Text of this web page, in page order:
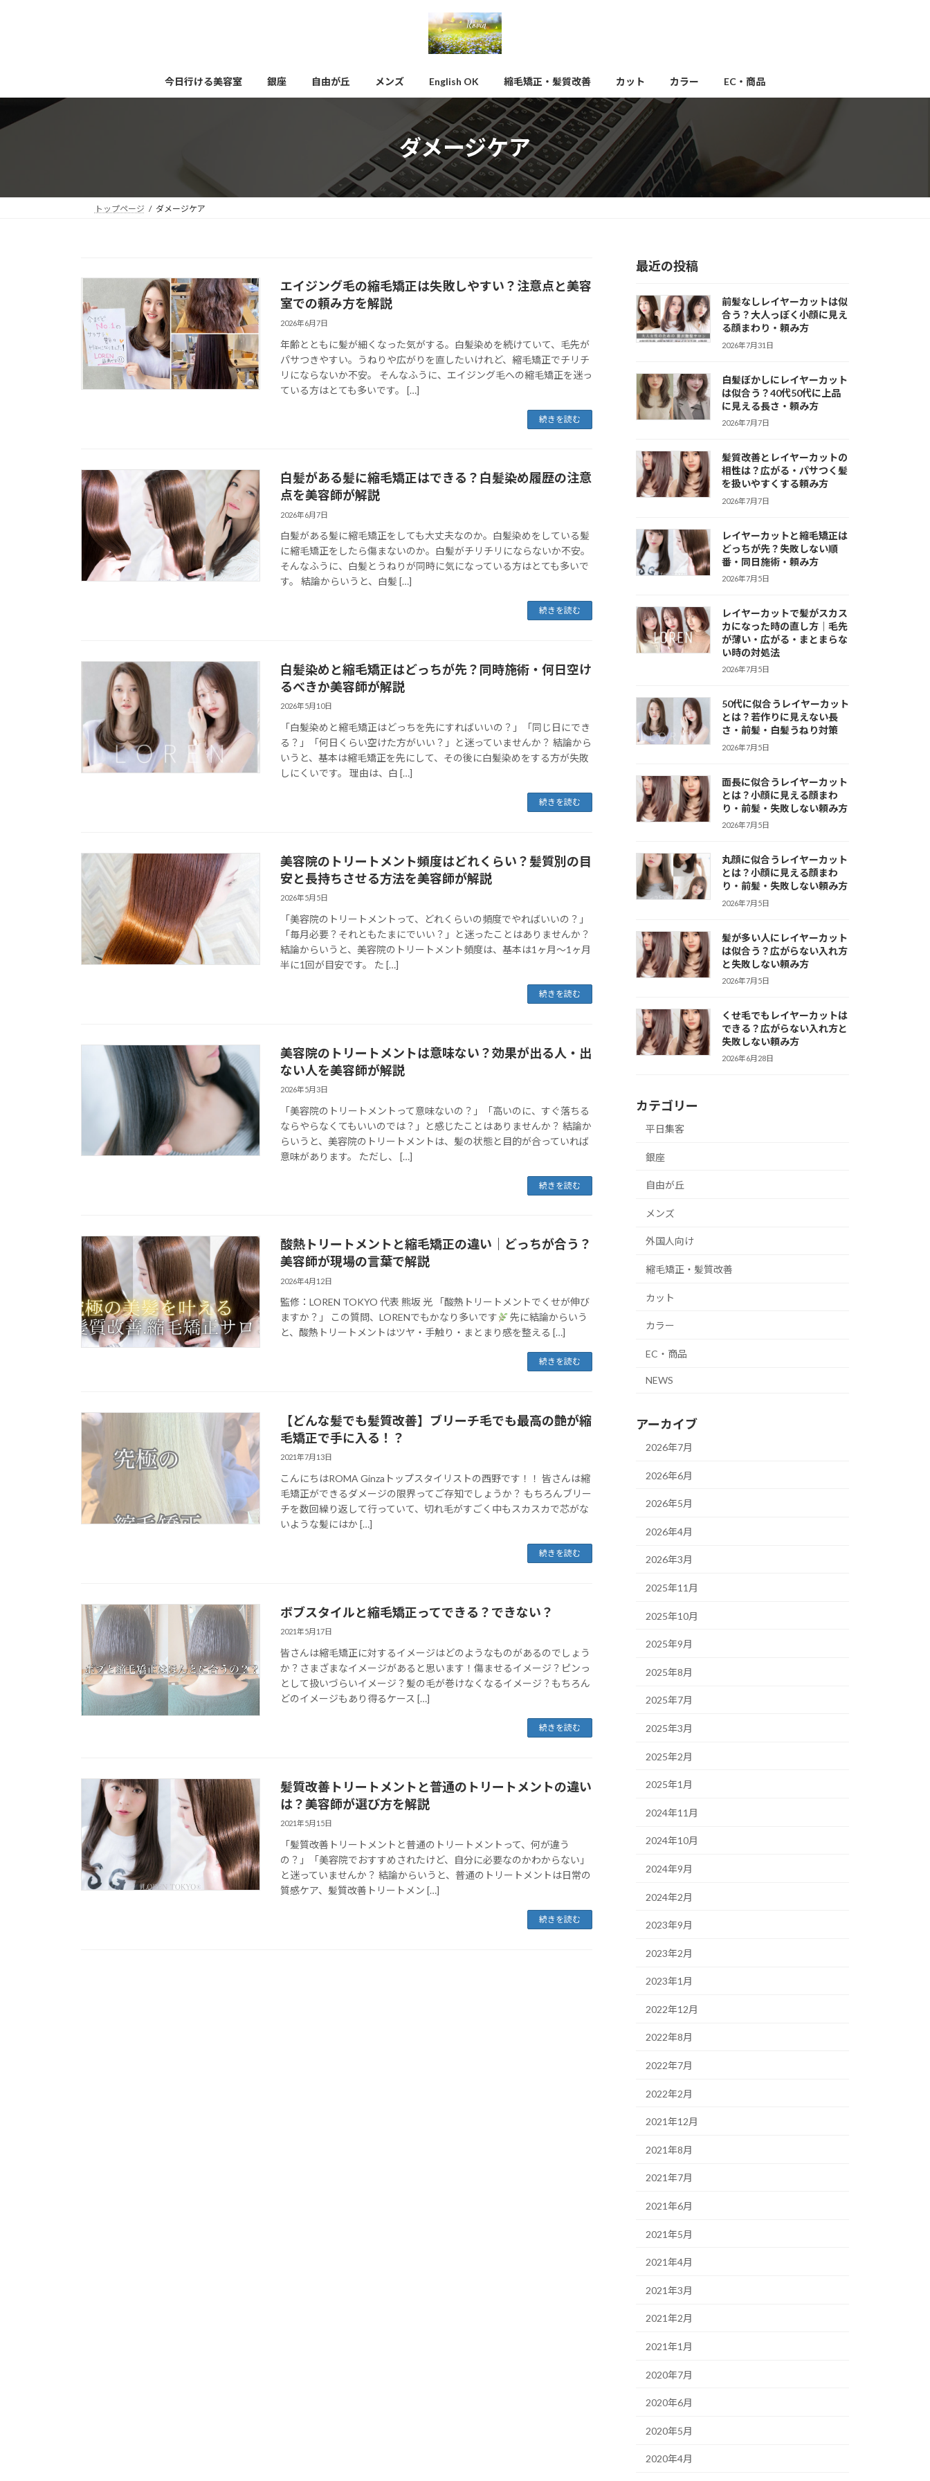
キ
に
今日行ける美容室 銀座 自由が丘 メンズ English OK 縮毛矯正・髪質改善 カット カラー EC・商品
ダメージケア
トップページ ダメージケア
エイジング毛の縮毛矯正は失敗しやすい？注意点と美容
室での頼み方を解説
2026年6月7日
年齢とともに髪が細くなった気がする。白髪染めを続けていて、毛先が
パサつきやすい。うねりや広がりを直したいけれど、縮毛矯正でチリチ
リにならないか不安。 そんなふうに、エイジング毛への縮毛矯正を迷っ
ている方はとても多いです。 […]
続きを読む
白髪がある髪に縮毛矯正はできる？白髪染め履歴の注意
点を美容師が解説
2026年6月7日
白髪がある髪に縮毛矯正をしても大丈夫なのか。白髪染めをしている髪
に縮毛矯正をしたら傷まないのか。白髪がチリチリにならないか不安。
そんなふうに、白髪とうねりが同時に気になっている方はとても多いで
す。 結論からいうと、白髪 […]
続きを読む
白髪染めと縮毛矯正はどっちが先？同時施術・何日空け
るべきか美容師が解説
2026年5月10日
「白髪染めと縮毛矯正はどっちを先にすればいいの？」「同じ日にでき
る？」「何日くらい空けた方がいい？」と迷っていませんか？ 結論から
いうと、基本は縮毛矯正を先にして、その後に白髪染めをする方が失敗
しにくいです。 理由は、白 […]
続きを読む
美容院のトリートメント頻度はどれくらい？髪質別の目
安と長持ちさせる方法を美容師が解説
2026年5月5日
「美容院のトリートメントって、どれくらいの頻度でやればいいの？」
「毎月必要？それともたまにでいい？」と迷ったことはありませんか？
結論からいうと、美容院のトリートメント頻度は、基本は1ヶ月〜1ヶ月
半に1回が目安です。 た […]
続きを読む
美容院のトリートメントは意味ない？効果が出る人・出
ない人を美容師が解説
2026年5月3日
「美容院のトリートメントって意味ないの？」「高いのに、すぐ落ちる
ならやらなくてもいいのでは？」と感じたことはありませんか？ 結論か
らいうと、美容院のトリートメントは、髪の状態と目的が合っていれば
意味があります。 ただし、 […]
続きを読む
酸熱トリートメントと縮毛矯正の違い｜どっちが合う？
美容師が現場の言葉で解説
2026年4月12日
監修：LOREN TOKYO 代表 熊坂 光 「酸熱トリートメントでくせが伸び
ますか？」 この質問、LORENでもかなり多いです
先に結論からいう
と、酸熱トリートメントはツヤ・手触り・まとまり感を整える […]
続きを読む
【どんな髪でも髪質改善】ブリーチ毛でも最高の艶が縮
毛矯正で手に入る！？
2021年7月13日
こんにちはROMA Ginzaトップスタイリストの西野です！！ 皆さんは縮
毛矯正ができるダメージの限界ってご存知でしょうか？ もちろんブリー
チを数回繰り返して行っていて、切れ毛がすごく中もスカスカで芯がな
いような髪にはか […]
続きを読む
ボブスタイルと縮毛矯正ってできる？できない？
2021年5月17日
皆さんは縮毛矯正に対するイメージはどのようなものがあるのでしょう
か？さまざまなイメージがあると思います！傷ませるイメージ？ピンっ
として扱いづらいイメージ？髪の毛が巻けなくなるイメージ？もちろん
どのイメージもあり得るケース […]
続きを読む
髪質改善トリートメントと普通のトリートメントの違い
は？美容師が選び方を解説
2021年5月15日
「髪質改善トリートメントと普通のトリートメントって、何が違う
の？」「美容院でおすすめされたけど、自分に必要なのかわからない」
と迷っていませんか？ 結論からいうと、普通のトリートメントは日常の
質感ケア、髪質改善トリートメン […]
続きを読む
最近の投稿
前髪なしレイヤーカットは似
合う？大人っぽく小顔に見え
る顔まわり・頼み方
2026年7月31日
白髪ぼかしにレイヤーカット
は似合う？40代50代に上品
に見える長さ・頼み方
2026年7月7日
髪質改善とレイヤーカットの
相性は？広がる・パサつく髪
を扱いやすくする頼み方
2026年7月7日
レイヤーカットと縮毛矯正は
どっちが先？失敗しない順
番・同日施術・頼み方
2026年7月5日
レイヤーカットで髪がスカス
カになった時の直し方｜毛先
が薄い・広がる・まとまらな
い時の対処法
2026年7月5日
50代に似合うレイヤーカット
とは？若作りに見えない長
さ・前髪・白髪うねり対策
2026年7月5日
面長に似合うレイヤーカット
とは？小顔に見える顔まわ
り・前髪・失敗しない頼み方
2026年7月5日
丸顔に似合うレイヤーカット
とは？小顔に見える顔まわ
り・前髪・失敗しない頼み方
2026年7月5日
髪が多い人にレイヤーカット
は似合う？広がらない入れ方
と失敗しない頼み方
2026年7月5日
くせ毛でもレイヤーカットは
できる？広がらない入れ方と
失敗しない頼み方
2026年6月28日
カテゴリー
平日集客
銀座
自由が丘
メンズ
外国人向け
縮毛矯正・髪質改善
カット
カラー
EC・商品
NEWS
アーカイブ
2026年7月
2026年6月
2026年5月
2026年4月
2026年3月
2025年11月
2025年10月
2025年9月
2025年8月
2025年7月
2025年3月
2025年2月
2025年1月
2024年11月
2024年10月
2024年9月
2024年2月
2023年9月
2023年2月
2023年1月
2022年12月
2022年8月
2022年7月
2022年2月
2021年12月
2021年8月
2021年7月
2021年6月
2021年5月
2021年4月
2021年3月
2021年2月
2021年1月
2020年7月
2020年6月
2020年5月
2020年4月